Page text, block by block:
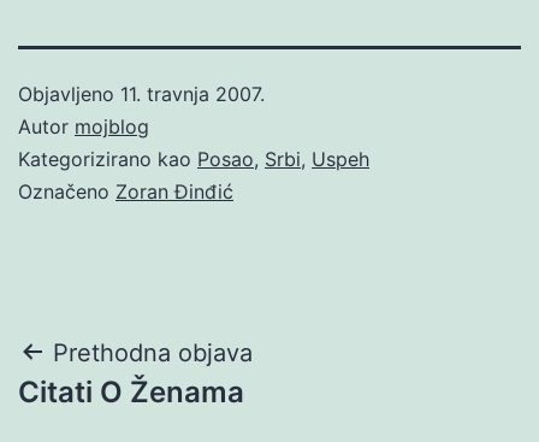
Objavljeno 11. travnja 2007.
Autor mojblog
Kategorizirano kao Posao, Srbi, Uspeh
Označeno Zoran Đinđić
Navigacija
objava
Prethodna objava
Citati O Ženama